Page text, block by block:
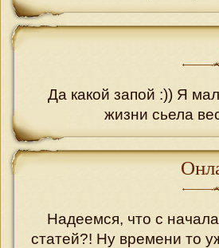
Да какой запой :)) Я
жизни сьела
Надеемся, что с
статей?! Ну времени то